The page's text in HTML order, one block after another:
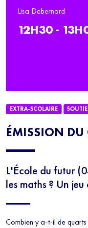
ÉMISSION
L'École du futur
les maths ? Un
Combien y a-t-il de quarts
EXTRA-SCOLAIRE
Lisa Debernard
12H30 -